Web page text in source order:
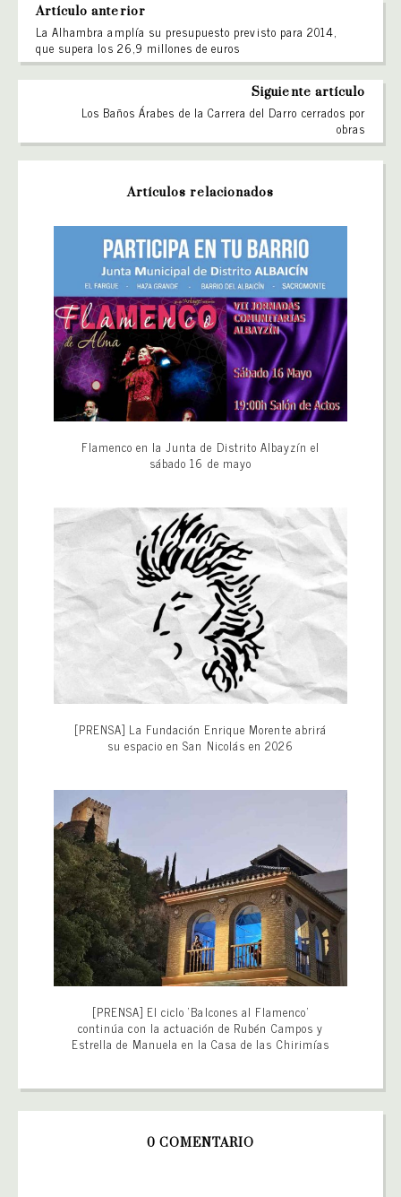
Artículo anterior
La Alhambra amplía su presupuesto previsto para 2014,
que supera los 26,9 millones de euros
Siguiente artículo
Los Baños Árabes de la Carrera del Darro cerrados por
obras
Artículos relacionados
Flamenco en la Junta de Distrito Albayzín el
sábado 16 de mayo
[PRENSA] La Fundación Enrique Morente abrirá
su espacio en San Nicolás en 2026
[PRENSA] El ciclo ‘Balcones al Flamenco’
continúa con la actuación de Rubén Campos y
Estrella de Manuela en la Casa de las Chirimías
0 COMENTARIO